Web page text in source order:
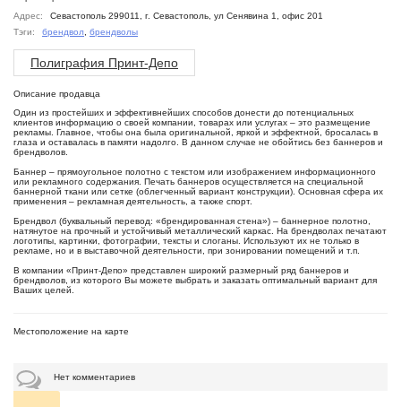
Адрес:
Севастополь 299011, г. Севастополь, ул Сенявина 1, офис 201
Тэги:
брендвол брендволы
Полиграфия Принт-Депо
Описание продавца
Один из простейших и эффективнейших способов донести до потенциальных
клиентов информацию о своей компании, товарах или услугах – это размещение
рекламы. Главное, чтобы она была оригинальной, яркой и эффектной, бросалась в
глаза и оставалась в памяти надолго. В данном случае не обойтись без баннеров и
брендволов.
Баннер – прямоугольное полотно с текстом или изображением информационного
или рекламного содержания. Печать баннеров осуществляется на специальной
баннерной ткани или сетке (облегченный вариант конструкции). Основная сфера их
применения – рекламная деятельность, а также спорт.
Брендвол (буквальный перевод: «брендированная стена») – баннерное полотно,
натянутое на прочный и устойчивый металлический каркас. На брендволах печатают
логотипы, картинки, фотографии, тексты и слоганы. Используют их не только в
рекламе, но и в выставочной деятельности, при зонировании помещений и т.п.
В компании «Принт-Депо» представлен широкий размерный ряд баннеров и
брендволов, из которого Вы можете выбрать и заказать оптимальный вариант для
Ваших целей.
Местоположение на карте
Нет комментариев